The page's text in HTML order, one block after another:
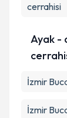
cerrahisi
Ayak -
İzmir
İzmir